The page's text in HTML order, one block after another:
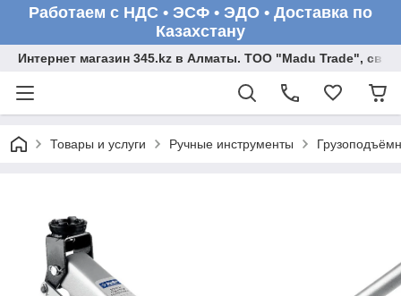
Работаем с НДС • ЭСФ • ЭДО • Доставка по
Казахстану
Интернет магазин 345.kz в Алматы. ТОО "Madu Trade",
Товары и услуги Ручные инструменты